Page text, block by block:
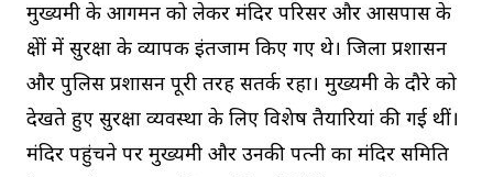
मुख्यमंत्री के आगमन को लेकर मंदिर परिसर और आसपास के
क्षेत्रों में सुरक्षा के व्यापक इंतजाम किए गए थे। जिला प्रशासन
और पुलिस प्रशासन पूरी तरह सतर्क रहा। मुख्यमंत्री के दौरे को
देखते हुए सुरक्षा व्यवस्था के लिए विशेष तैयारियां की गई थीं।
मंदिर पहुंचने पर मुख्यमंत्री और उनकी पत्नी का मंदिर समिति